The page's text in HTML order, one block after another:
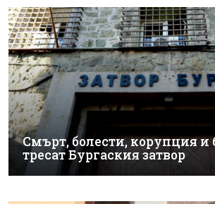
Смърт, болести, корупция и
тресат Бургаския затвор